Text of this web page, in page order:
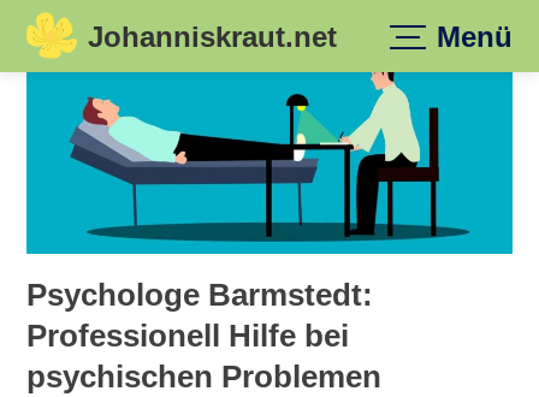
Skip
Johanniskraut.net Menü
Psychologe Barmstedt:
Professionell Hilfe bei
psychischen Problemen